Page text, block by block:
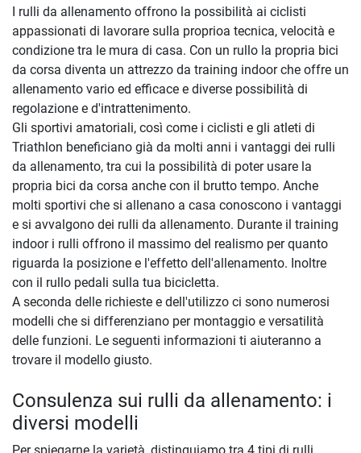
I rulli da allenamento offrono la possibilità ai ciclisti
appassionati di lavorare sulla proprioa tecnica, velocità e
condizione tra le mura di casa. Con un rullo la propria bici
da corsa diventa un attrezzo da training indoor che offre un
allenamento vario ed efficace e diverse possibilità di
regolazione e d'intrattenimento.
Gli sportivi amatoriali, così come i ciclisti e gli atleti di
Triathlon beneficiano già da molti anni i vantaggi dei rulli
da allenamento, tra cui la possibilità di poter usare la
propria bici da corsa anche con il brutto tempo. Anche
molti sportivi che si allenano a casa conoscono i vantaggi
e si avvalgono dei rulli da allenamento. Durante il training
indoor i rulli offrono il massimo del realismo per quanto
riguarda la posizione e l'effetto dell'allenamento. Inoltre
con il rullo pedali sulla tua bicicletta.
A seconda delle richieste e dell'utilizzo ci sono numerosi
modelli che si differenziano per montaggio e versatilità
delle funzioni. Le seguenti informazioni ti aiuteranno a
trovare il modello giusto.
Consulenza sui rulli da allenamento: i
diversi modelli